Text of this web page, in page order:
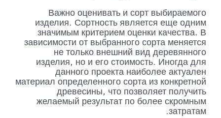
Важно оценивать и сорт выбираемого
изделия. Сортность является еще одним
значимым критерием оценки качества. В
зависимости от выбранного сорта меняется
не только внешний вид деревянного
изделия, но и его стоимость. Иногда для
данного проекта наиболее актуален
материал определенного сорта из конкретной
древесины, что позволяет получить
желаемый результат по более скромным
затратам.